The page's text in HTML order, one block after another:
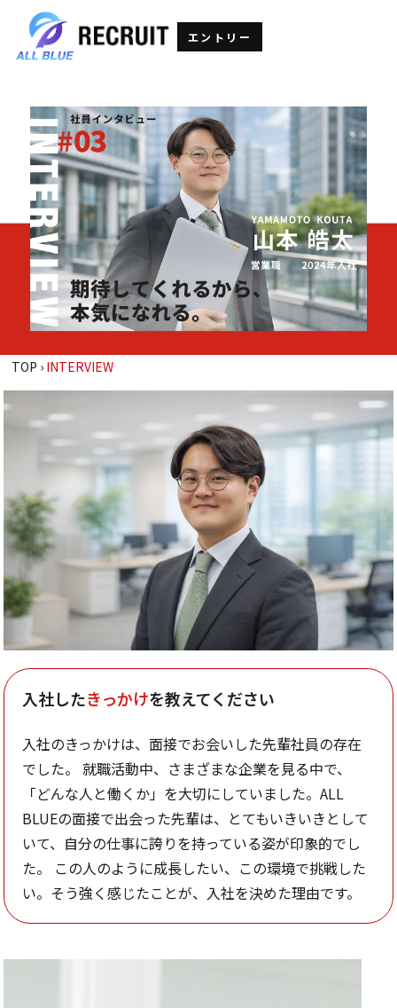
エントリー
TOP › INTERVIEW
入社したきっかけを教えてください
入社のきっかけは、面接でお会いした先輩社員の存在
でした。 就職活動中、さまざまな企業を見る中で、
「どんな人と働くか」を大切にしていました。ALL
BLUEの面接で出会った先輩は、とてもいきいきとして
いて、自分の仕事に誇りを持っている姿が印象的でし
た。 この人のように成長したい、この環境で挑戦した
い。そう強く感じたことが、入社を決めた理由です。